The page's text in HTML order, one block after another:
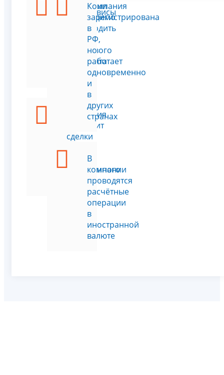
Компании
необходимо
подтвердить
статус
налогового
резидента
Компания
проводит
сделки
в
рамках
Таможенного
Союза
Компания
зарегистрирована
в
РФ,
но
работает
одновременно
и
в
других
странах
В
компании
проводятся
расчётные
операции
в
иностранной
валюте
Все сервисы